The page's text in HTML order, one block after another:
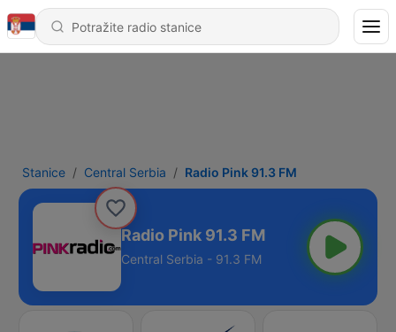
Stanice Central Serbia Radio Pink 91.3 FM
Radio Pink 91.3 FM
Central Serbia - 91.3 FM